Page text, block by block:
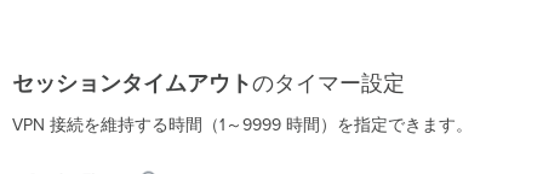
認
証
セッションタイムアウトのタイマー設定
VPN 接続を維持する時間（1～9999 時間）を指定できます。